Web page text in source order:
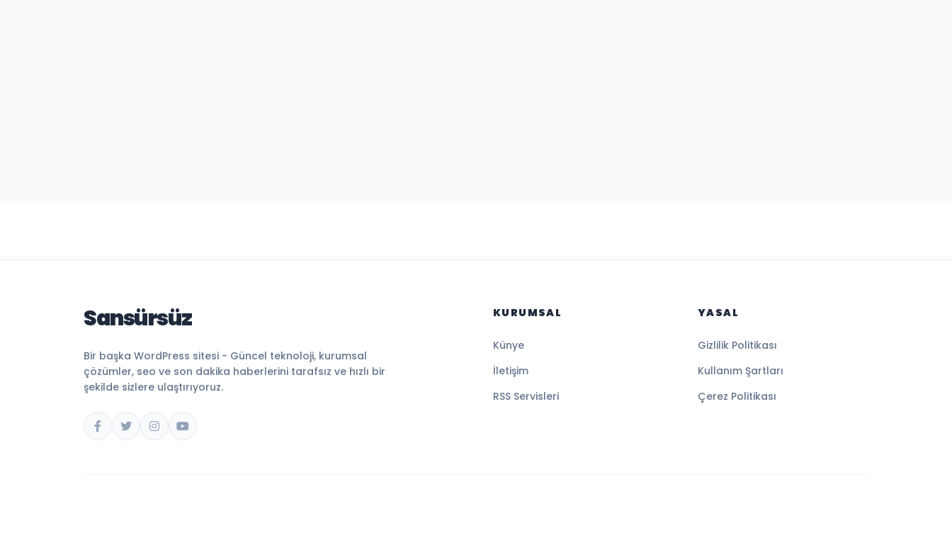
Sansürsüz
Bir başka WordPress sitesi - Güncel teknoloji, kurumsal
çözümler, seo ve son dakika haberlerini tarafsız ve hızlı bir
şekilde sizlere ulaştırıyoruz.
KURUMSAL
Künye
İletişim
RSS Servisleri
YASAL
Gizlilik Politikası
Kullanım Şartları
Çerez Politikası